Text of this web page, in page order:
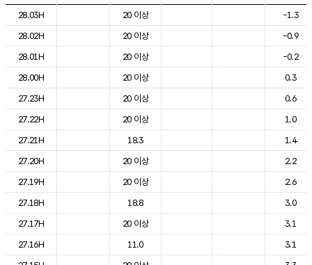
도시별 기상실황표로 지점, 날씨, 기온, 강수, 바람, 기압등을 안내한 표입
28.03H
20 이상
-1.3
28.02H
20 이상
-0.9
28.01H
20 이상
-0.2
28.00H
20 이상
0.3
27.23H
20 이상
0.6
27.22H
20 이상
1.0
27.21H
18.3
1.4
27.20H
20 이상
2.2
27.19H
20 이상
2.6
27.18H
18.8
3.0
27.17H
20 이상
3.1
27.16H
11.0
3.1